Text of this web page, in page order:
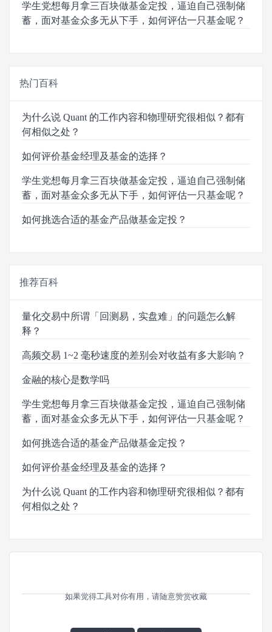
学生党想每月拿三百块做基金定投，逼迫自己强制储
蓄，面对基金众多无从下手，如何评估一只基金呢？
热门百科
为什么说 Quant 的工作内容和物理研究很相似？都有
何相似之处？
如何评价基金经理及基金的选择？
学生党想每月拿三百块做基金定投，逼迫自己强制储
蓄，面对基金众多无从下手，如何评估一只基金呢？
如何挑选合适的基金产品做基金定投？
推荐百科
量化交易中所谓「回测易，实盘难」的问题怎么解
释？
高频交易 1~2 毫秒速度的差别会对收益有多大影响？
金融的核心是数学吗
学生党想每月拿三百块做基金定投，逼迫自己强制储
蓄，面对基金众多无从下手，如何评估一只基金呢？
如何挑选合适的基金产品做基金定投？
如何评价基金经理及基金的选择？
为什么说 Quant 的工作内容和物理研究很相似？都有
何相似之处？
如果觉得工具对你有用，请随意赞赏收藏